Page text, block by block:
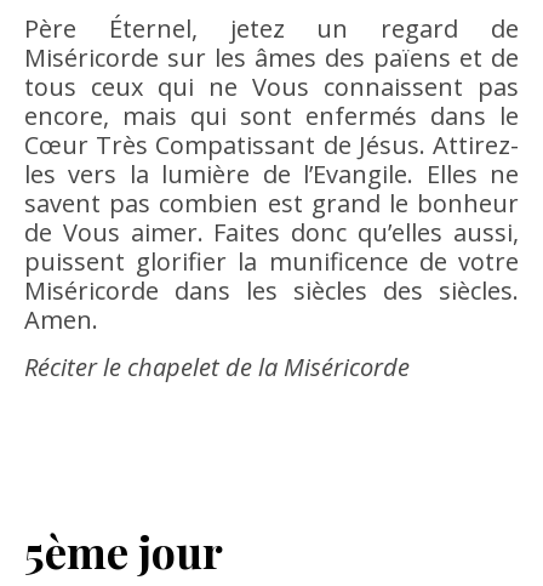
Père Éternel, jetez un regard de
Miséricorde sur les âmes des païens et de
tous ceux qui ne Vous connaissent pas
encore, mais qui sont enfermés dans le
Cœur Très Compatissant de Jésus. Attirez-
les vers la lumière de l’Evangile. Elles ne
savent pas combien est grand le bonheur
de Vous aimer. Faites donc qu’elles aussi,
puissent glorifier la munificence de votre
Miséricorde dans les siècles des siècles.
Amen.
Réciter le chapelet de la Miséricorde
5ème jour